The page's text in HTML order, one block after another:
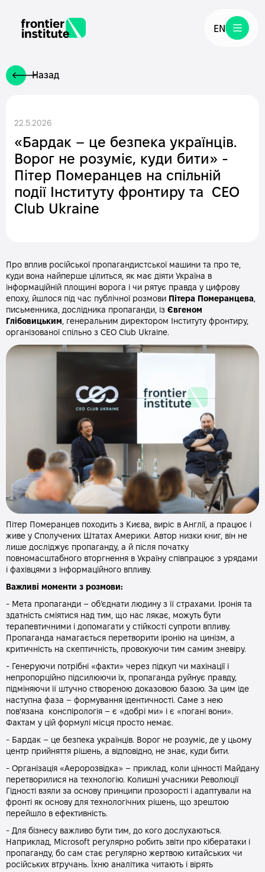
EN
Назад
22.5.2026
«Бардак – це безпека українців.
Ворог не розуміє, куди бити» -
Пітер Померанцев на спільній
події Інституту фронтиру та СЕО
Club Ukraine
Про вплив російської пропагандистської машини та про те,
куди вона найперше цілиться, як має діяти Україна в
інформаційній площині ворога і чи рятує правда у цифрову
епоху, йшлося під час публічної розмови Пітера Померанцева,
письменника, дослідника пропаганди, із Євгеном
Глібовицьким, генеральним директором Інституту фронтиру,
організованої спільно з СЕО Club Ukraine.
Пітер Померанцев походить з Києва, виріс в Англії, а працює і
живе у Сполучених Штатах Америки. Автор низки книг, він не
лише досліджує пропаганду, а й після початку
повномасштабного вторгнення в Україну співпрацює з урядами
і фахівцями з інформаційного впливу.
Важливі моменти з розмови:
- Мета пропаганди – об’єднати людину з її страхами. Іронія та
здатність сміятися над тим, що нас лякає, можуть бути
терапевтичними і допомагати у стійкості супроти впливу.
Пропаганда намагається перетворити іронію на цинізм, а
критичність на скептичність, провокуючи тим самим зневіру.
- Генеруючи потрібні «факти» через підкуп чи махінації і
непропорційно підсилюючи їх, пропаганда руйнує правду,
підміняючи її штучно створеною доказовою базою. За цим іде
наступна фаза – формування ідентичності. Саме з нею
пов'язана конспірологія – є «добрі ми» і є «погані вони».
Фактам у цій формулі місця просто немає.
- Бардак – це безпека українців. Ворог не розуміє, де у цьому
центр прийняття рішень, а відповідно, не знає, куди бити.
- Організація «Аеророзвідка» – приклад, коли цінності Майдану
перетворилися на технологію. Колишні учасники Революції
Гідності взяли за основу принципи прозорості і адаптували на
фронті як основу для технологічних рішень, що зрештою
перейшло в ефективність.
- Для бізнесу важливо бути тим, до кого дослухаються.
Наприклад, Microsoft регулярно робить звіти про кібератаки і
пропаганду, бо сам стає регулярно жертвою китайських чи
російських втручань. Їхню аналітика читають і вірять